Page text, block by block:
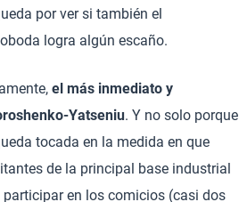
por ver si también el
logra algún escaño.
el más inmediato y
Yatseniu. Y no solo porque
tocada en la medida en que
de la principal base industrial
en los comicios (casi dos